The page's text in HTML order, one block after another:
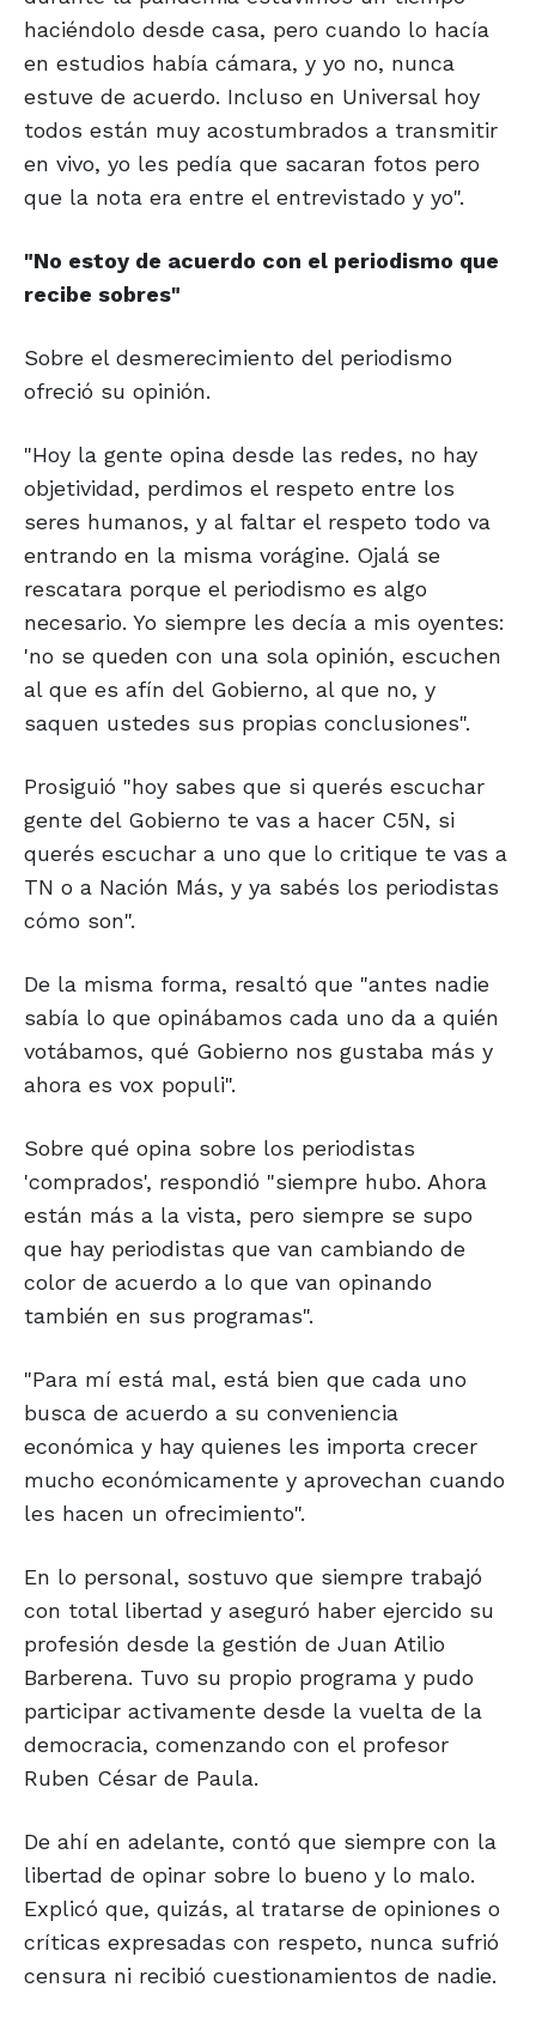
haciéndolo desde casa, pero cuando lo hacía
en estudios había cámara, y yo no, nunca
estuve de acuerdo. Incluso en Universal hoy
todos están muy acostumbrados a transmitir
en vivo, yo les pedía que sacaran fotos pero
que la nota era entre el entrevistado y yo".
"No estoy de acuerdo con el periodismo que
recibe sobres"
Sobre el desmerecimiento del periodismo
ofreció su opinión.
"Hoy la gente opina desde las redes, no hay
objetividad, perdimos el respeto entre los
seres humanos, y al faltar el respeto todo va
entrando en la misma vorágine. Ojalá se
rescatara porque el periodismo es algo
necesario. Yo siempre les decía a mis oyentes:
'no se queden con una sola opinión, escuchen
al que es afín del Gobierno, al que no, y
saquen ustedes sus propias conclusiones".
Prosiguió "hoy sabes que si querés escuchar
gente del Gobierno te vas a hacer C5N, si
querés escuchar a uno que lo critique te vas a
TN o a Nación Más, y ya sabés los periodistas
cómo son".
De la misma forma, resaltó que "antes nadie
sabía lo que opinábamos cada uno da a quién
votábamos, qué Gobierno nos gustaba más y
ahora es vox populi".
Sobre qué opina sobre los periodistas
'comprados', respondió "siempre hubo. Ahora
están más a la vista, pero siempre se supo
que hay periodistas que van cambiando de
color de acuerdo a lo que van opinando
también en sus programas".
"Para mí está mal, está bien que cada uno
busca de acuerdo a su conveniencia
económica y hay quienes les importa crecer
mucho económicamente y aprovechan cuando
les hacen un ofrecimiento".
En lo personal, sostuvo que siempre trabajó
con total libertad y aseguró haber ejercido su
profesión desde la gestión de Juan Atilio
Barberena. Tuvo su propio programa y pudo
participar activamente desde la vuelta de la
democracia, comenzando con el profesor
Ruben César de Paula.
De ahí en adelante, contó que siempre con la
libertad de opinar sobre lo bueno y lo malo.
Explicó que, quizás, al tratarse de opiniones o
críticas expresadas con respeto, nunca sufrió
censura ni recibió cuestionamientos de nadie.